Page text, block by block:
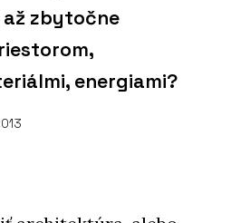
až zbytočne
energiami?